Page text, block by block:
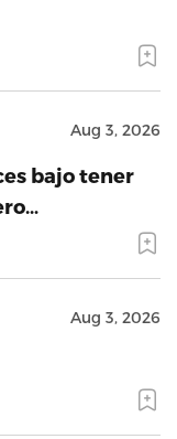
Aug 3, 2026
bajo tener
Aug 3, 2026